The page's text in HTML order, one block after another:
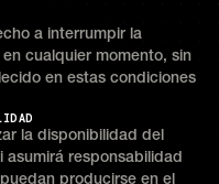
a interrumpir la
cualquier momento, sin
en estas condiciones
la disponibilidad del
asumirá responsabilidad
producirse en el